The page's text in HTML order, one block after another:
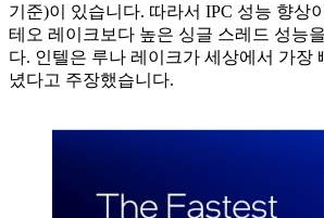
기준)이 있습니다. 따라서 IPC 성능 향상
테오 레이크보다 높은 싱글 스레드 성능
다. 인텔은 루나 레이크가 세상에서 가장
녔다고 주장했습니다.